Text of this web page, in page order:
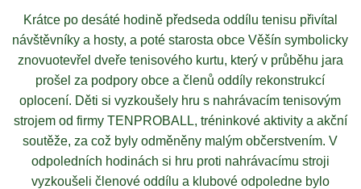
Krátce po desáté hodině předseda oddílu tenisu přivítal
návštěvníky a hosty, a poté starosta obce Věšín symbolicky
znovuotevřel dveře tenisového kurtu, který v průběhu jara
prošel za podpory obce a členů oddíly rekonstrukcí
oplocení. Děti si vyzkoušely hru s nahrávacím tenisovým
strojem od firmy TENPROBALL, tréninkové aktivity a akční
soutěže, za což byly odměněny malým občerstvením. V
odpoledních hodinách si hru proti nahrávacímu stroji
vyzkoušeli členové oddílu a klubové odpoledne bylo